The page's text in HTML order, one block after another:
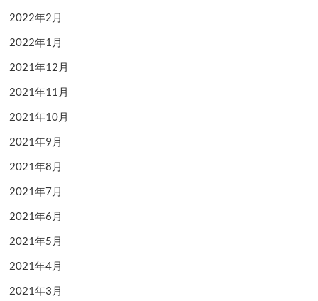
2022年2月
2022年1月
2021年12月
2021年11月
2021年10月
2021年9月
2021年8月
2021年7月
2021年6月
2021年5月
2021年4月
2021年3月